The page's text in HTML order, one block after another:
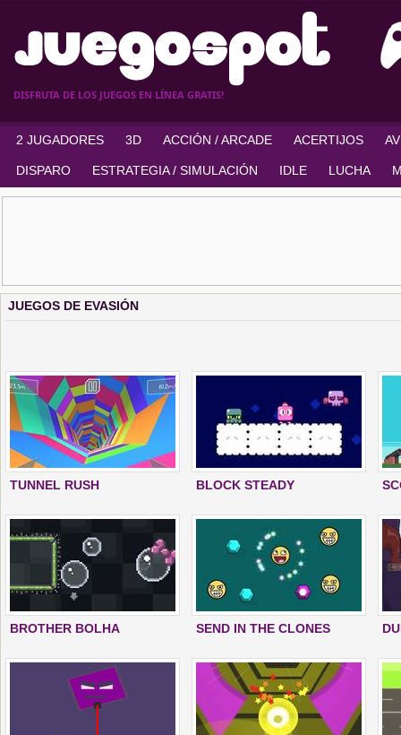
DISFRUTA DE LOS JUEGOS EN LÍNEA GRATIS!
2 JUGADORES 3D ACCIÓN / ARCADE ACERTIJOS
DISPARO ESTRATEGIA / SIMULACIÓN IDLE LUCHA
JUEGOS DE EVASIÓN
TUNNEL RUSH BLOCK STEADY
BROTHER BOLHA SEND IN THE CLONES